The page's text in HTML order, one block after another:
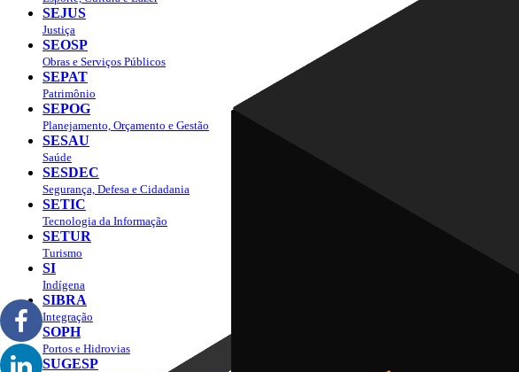
SEJUS
Justiça
SEOSP
Obras e Serviços Públicos
SEPAT
Patrimônio
SEPOG
Planejamento, Orçamento e Gestão
SESAU
Saúde
SESDEC
Segurança, Defesa e Cidadania
SETIC
Tecnologia da Informação
SETUR
Turismo
SI
Indígena
SIBRA
Integração
SOPH
Portos e Hidrovias
SUGESP